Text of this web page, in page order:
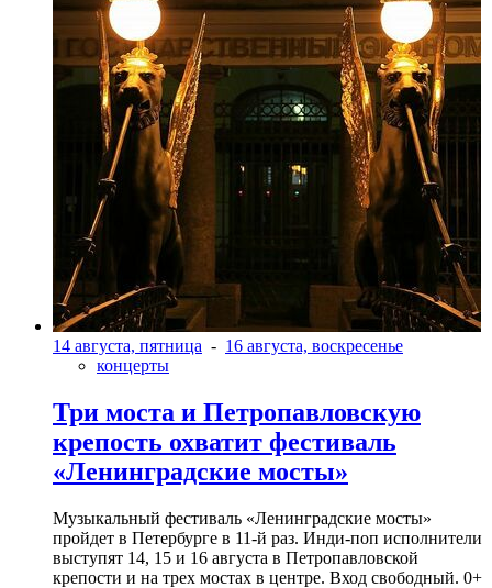
14 августа, пятница - 16 августа, воскресенье
концерты
Три моста и Петропавловскую
крепость охватит фестиваль
«Ленинградские мосты»
Музыкальный фестиваль «Ленинградские мосты»
пройдет в Петербурге в 11-й раз. Инди-поп исполнители
выступят 14, 15 и 16 августа в Петропавловской
крепости и на трех мостах в центре. Вход свободный. 0+